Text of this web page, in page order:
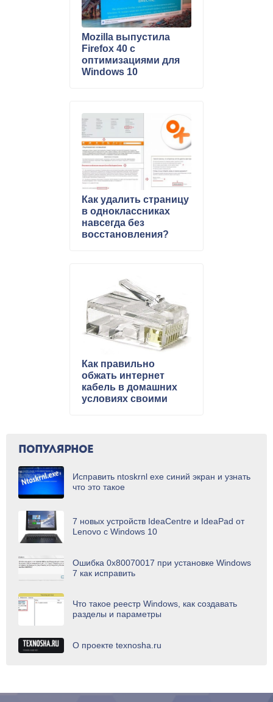
Mozilla выпустила
Firefox 40 с
оптимизациями для
Windows 10
Как удалить страницу
в одноклассниках
навсегда без
восстановления?
Как правильно
обжать интернет
кабель в домашних
условиях своими
ПОПУЛЯРНОЕ
Исправить ntoskrnl exe синий экран и узнать
что это такое
7 новых устройств IdeaCentre и IdeaPad от
Lenovo с Windows 10
Ошибка 0x80070017 при установке Windows
7 как исправить
Что такое реестр Windows, как создавать
разделы и параметры
О проекте texnosha.ru